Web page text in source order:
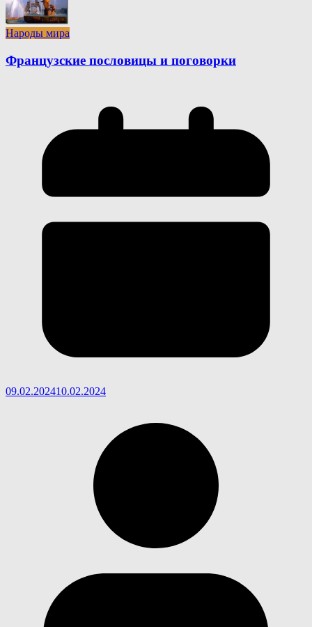
Народы мира
Французские пословицы и поговорки
09.02.202410.02.2024